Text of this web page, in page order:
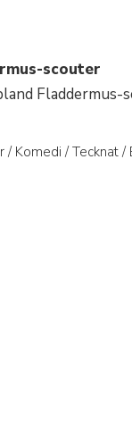
scouter
Komedi / Tecknat /